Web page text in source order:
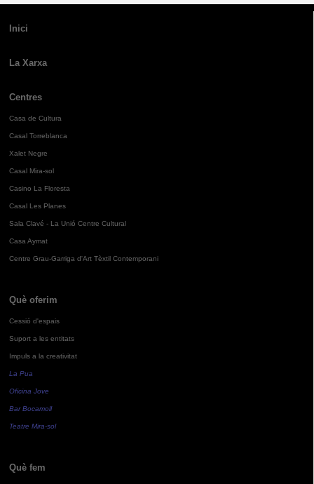
Inici
La Xarxa
Centres
Casa de Cultura
Casal Torreblanca
Xalet Negre
Casal Mira-sol
Casino La Floresta
Casal Les Planes
Sala Clavé - La Unió Centre Cultural
Casa Aymat
Centre Grau-Garriga d'Art Tèxtil Contemporani
Què oferim
Cessió d'espais
Suport a les entitats
Impuls a la creativitat
La Pua
Oficina Jove
Bar Bocamoll
Teatre Mira-sol
Què fem